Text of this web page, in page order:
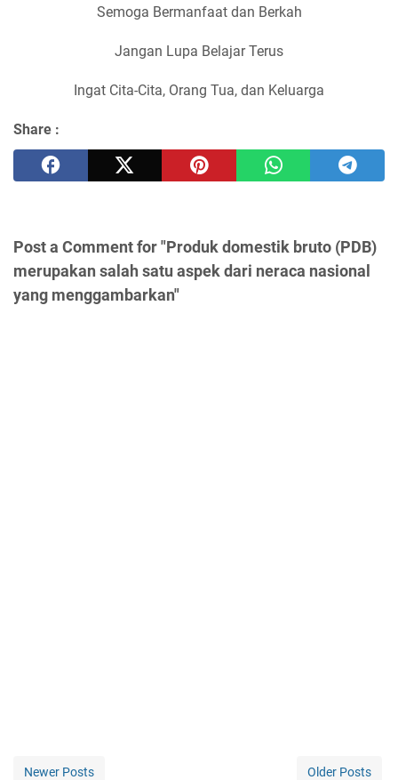
Semoga Bermanfaat dan Berkah
Jangan Lupa Belajar Terus
Ingat Cita-Cita, Orang Tua, dan Keluarga
Share :
Post a Comment for "Produk domestik bruto (PDB)
merupakan salah satu aspek dari neraca nasional
yang menggambarkan"
Newer Posts Older Posts